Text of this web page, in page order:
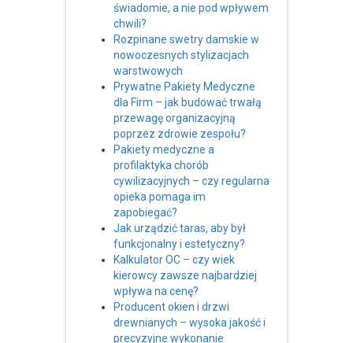
świadomie, a nie pod wpływem
chwili?
Rozpinane swetry damskie w
nowoczesnych stylizacjach
warstwowych
Prywatne Pakiety Medyczne
dla Firm – jak budować trwałą
przewagę organizacyjną
poprzez zdrowie zespołu?
Pakiety medyczne a
profilaktyka chorób
cywilizacyjnych – czy regularna
opieka pomaga im
zapobiegać?
Jak urządzić taras, aby był
funkcjonalny i estetyczny?
Kalkulator OC – czy wiek
kierowcy zawsze najbardziej
wpływa na cenę?
Producent okien i drzwi
drewnianych – wysoka jakość i
precyzyjne wykonanie